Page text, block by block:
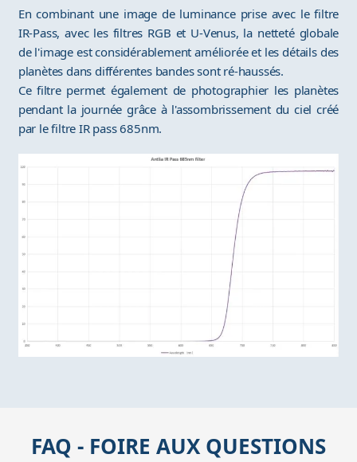
En combinant une image de luminance prise avec le filtre
IR-Pass, avec les filtres RGB et U-Venus, la netteté globale
de l'image est considérablement améliorée et les détails des
planètes dans différentes bandes sont ré-haussés.
Ce filtre permet également de photographier les planètes
pendant la journée grâce à l'assombrissement du ciel créé
par le filtre IR pass 685nm.
FAQ - FOIRE AUX QUESTIONS